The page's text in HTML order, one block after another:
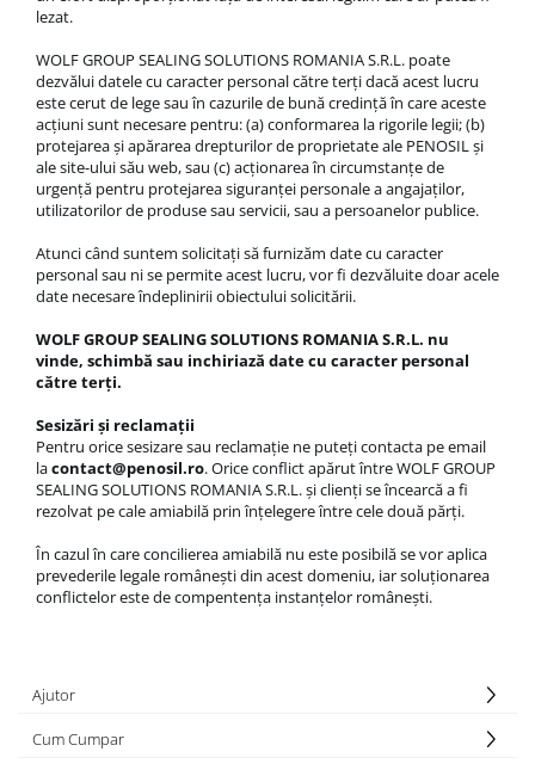
lezat.
WOLF GROUP SEALING SOLUTIONS ROMANIA S.R.L. poate
dezvălui datele cu caracter personal către terţi dacă acest lucru
este cerut de lege sau în cazurile de bună credinţă în care aceste
acţiuni sunt necesare pentru: (a) conformarea la rigorile legii; (b)
protejarea şi apărarea drepturilor de proprietate ale PENOSIL şi
ale site-ului său web, sau (c) acţionarea în circumstanţe de
urgenţă pentru protejarea siguranţei personale a angajaţilor,
utilizatorilor de produse sau servicii, sau a persoanelor publice.
Atunci când suntem solicitaţi să furnizăm date cu caracter
personal sau ni se permite acest lucru, vor fi dezvăluite doar acele
date necesare îndeplinirii obiectului solicitării.
WOLF GROUP SEALING SOLUTIONS ROMANIA S.R.L. nu
vinde, schimbă sau inchiriază date cu caracter personal
către terţi.
Sesizări și reclamații
Pentru orice sesizare sau reclamație ne puteți contacta pe email
lacontact@penosil.ro. Orice conflict apărut între WOLF GROUP
SEALING SOLUTIONS ROMANIA S.R.L. și clienți se încearcă a fi
rezolvat pe cale amiabilă prin înțelegere între cele două părți.
În cazul în care concilierea amiabilă nu este posibilă se vor aplica
prevederile legale românești din acest domeniu, iar soluționarea
conflictelor este de compentența instanțelor românești.
Ajutor
Cum Cumpar